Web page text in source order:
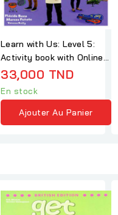
Learn with Us: Level 5:
Activity book with Online
Practice
33,000 TND
En stock
Ajouter Au Panier